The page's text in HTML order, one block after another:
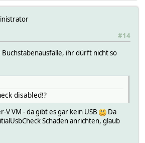
#14
ihr dürft nicht so
disabled!?
V VM - da gibt es gar kein USB
Da
Schaden anrichten, glaub